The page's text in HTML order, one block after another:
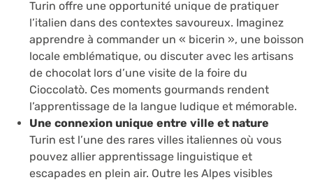
Turin offre une opportunité unique de pratiquer
l’italien dans des contextes savoureux. Imaginez
apprendre à commander un « bicerin », une boisson
locale emblématique, ou discuter avec les artisans
de chocolat lors d’une visite de la foire du
Cioccolatò. Ces moments gourmands rendent
l’apprentissage de la langue ludique et mémorable.
Une connexion unique entre ville et nature
Turin est l’une des rares villes italiennes où vous
pouvez allier apprentissage linguistique et
escapades en plein air. Outre les Alpes visibles